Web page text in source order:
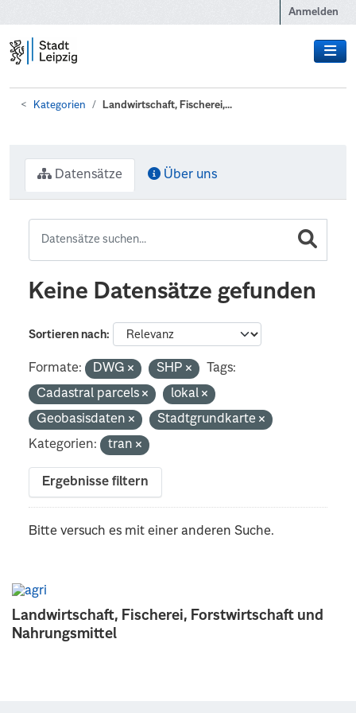
Anmelden
Kategorien Landwirtschaft, Fischerei,...
Landwirtschaft, Fischerei, Forstwirtschaft und
Nahrungsmittel
Datensätze Über uns
Keine Datensätze gefunden
Sortieren nach
Formate: DWG SHP
Tags:
Cadastral parcels
lokal
Geobasisdaten
Stadtgrundkarte
Kategorien:
tran
Ergebnisse filtern
Bitte versuch es mit einer anderen Suche.